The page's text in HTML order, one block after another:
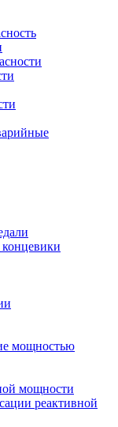
мощностью
мощности
реактивной